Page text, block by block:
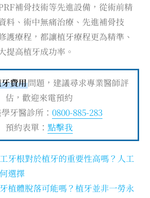
補骨技術等先進設備，從術前精
料、術中無痛治療、先進補骨技
護療程，都讓植牙療程更為精準、
提高植牙成功率。
費用問題，建議尋求專業醫師評
估，歡迎來電預約
牙醫診所： 0800-885-283
預約表單： 點擊我
牙根對於植牙的重要性高嗎？人工
選擇
植體脫落可能嗎？植牙並非一勞永